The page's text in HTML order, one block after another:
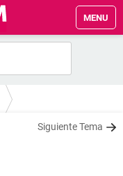
MENU
Siguiente Tema